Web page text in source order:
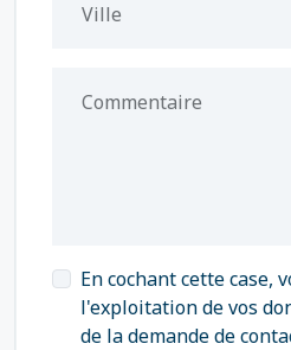
Ville
Commentaire
En cochant cette case,
l'exploitation de vos
de la demande de